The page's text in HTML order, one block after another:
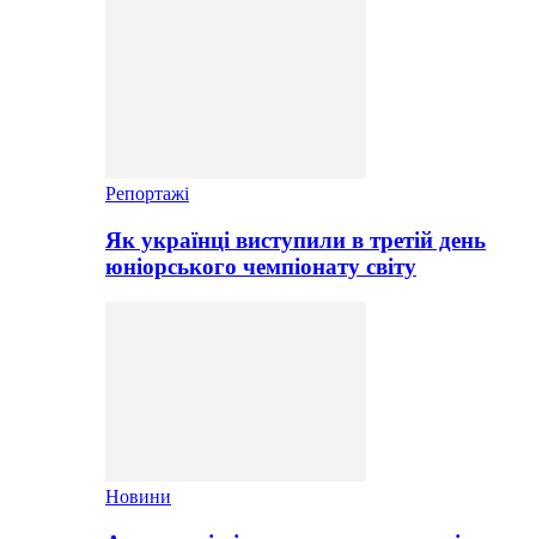
Репортажі
Як українці виступили в третій день
юніорського чемпіонату світу
Новини